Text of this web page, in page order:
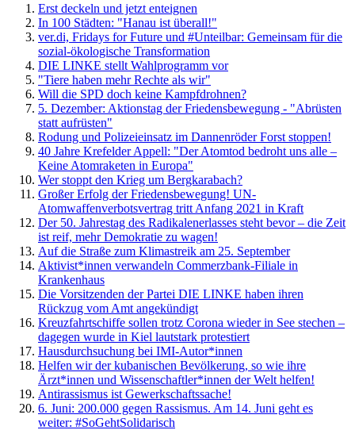
Erst deckeln und jetzt enteignen
In 100 Städten: "Hanau ist überall!"
ver.di, Fridays for Future und #Unteilbar: Gemeinsam für die
sozial-ökologische Transformation
DIE LINKE stellt Wahlprogramm vor
"Tiere haben mehr Rechte als wir"
Will die SPD doch keine Kampfdrohnen?
5. Dezember: Aktionstag der Friedensbewegung - "Abrüsten
statt aufrüsten"
Rodung und Polizeieinsatz im Dannenröder Forst stoppen!
40 Jahre Krefelder Appell: "Der Atomtod bedroht uns alle –
Keine Atomraketen in Europa"
Wer stoppt den Krieg um Bergkarabach?
Großer Erfolg der Friedensbewegung! UN-
Atomwaffenverbotsvertrag tritt Anfang 2021 in Kraft
Der 50. Jahrestag des Radikalenerlasses steht bevor – die Zeit
ist reif, mehr Demokratie zu wagen!
Auf die Straße zum Klimastreik am 25. September
Aktivist*innen verwandeln Commerzbank-Filiale in
Krankenhaus
Die Vorsitzenden der Partei DIE LINKE haben ihren
Rückzug vom Amt angekündigt
Kreuzfahrtschiffe sollen trotz Corona wieder in See stechen –
dagegen wurde in Kiel lautstark protestiert
Hausdurchsuchung bei IMI-Autor*innen
Helfen wir der kubanischen Bevölkerung, so wie ihre
Ärzt*innen und Wissenschaftler*innen der Welt helfen!
Antirassismus ist Gewerkschaftssache!
6. Juni: 200.000 gegen Rassismus. Am 14. Juni geht es
weiter: #SoGehtSolidarisch